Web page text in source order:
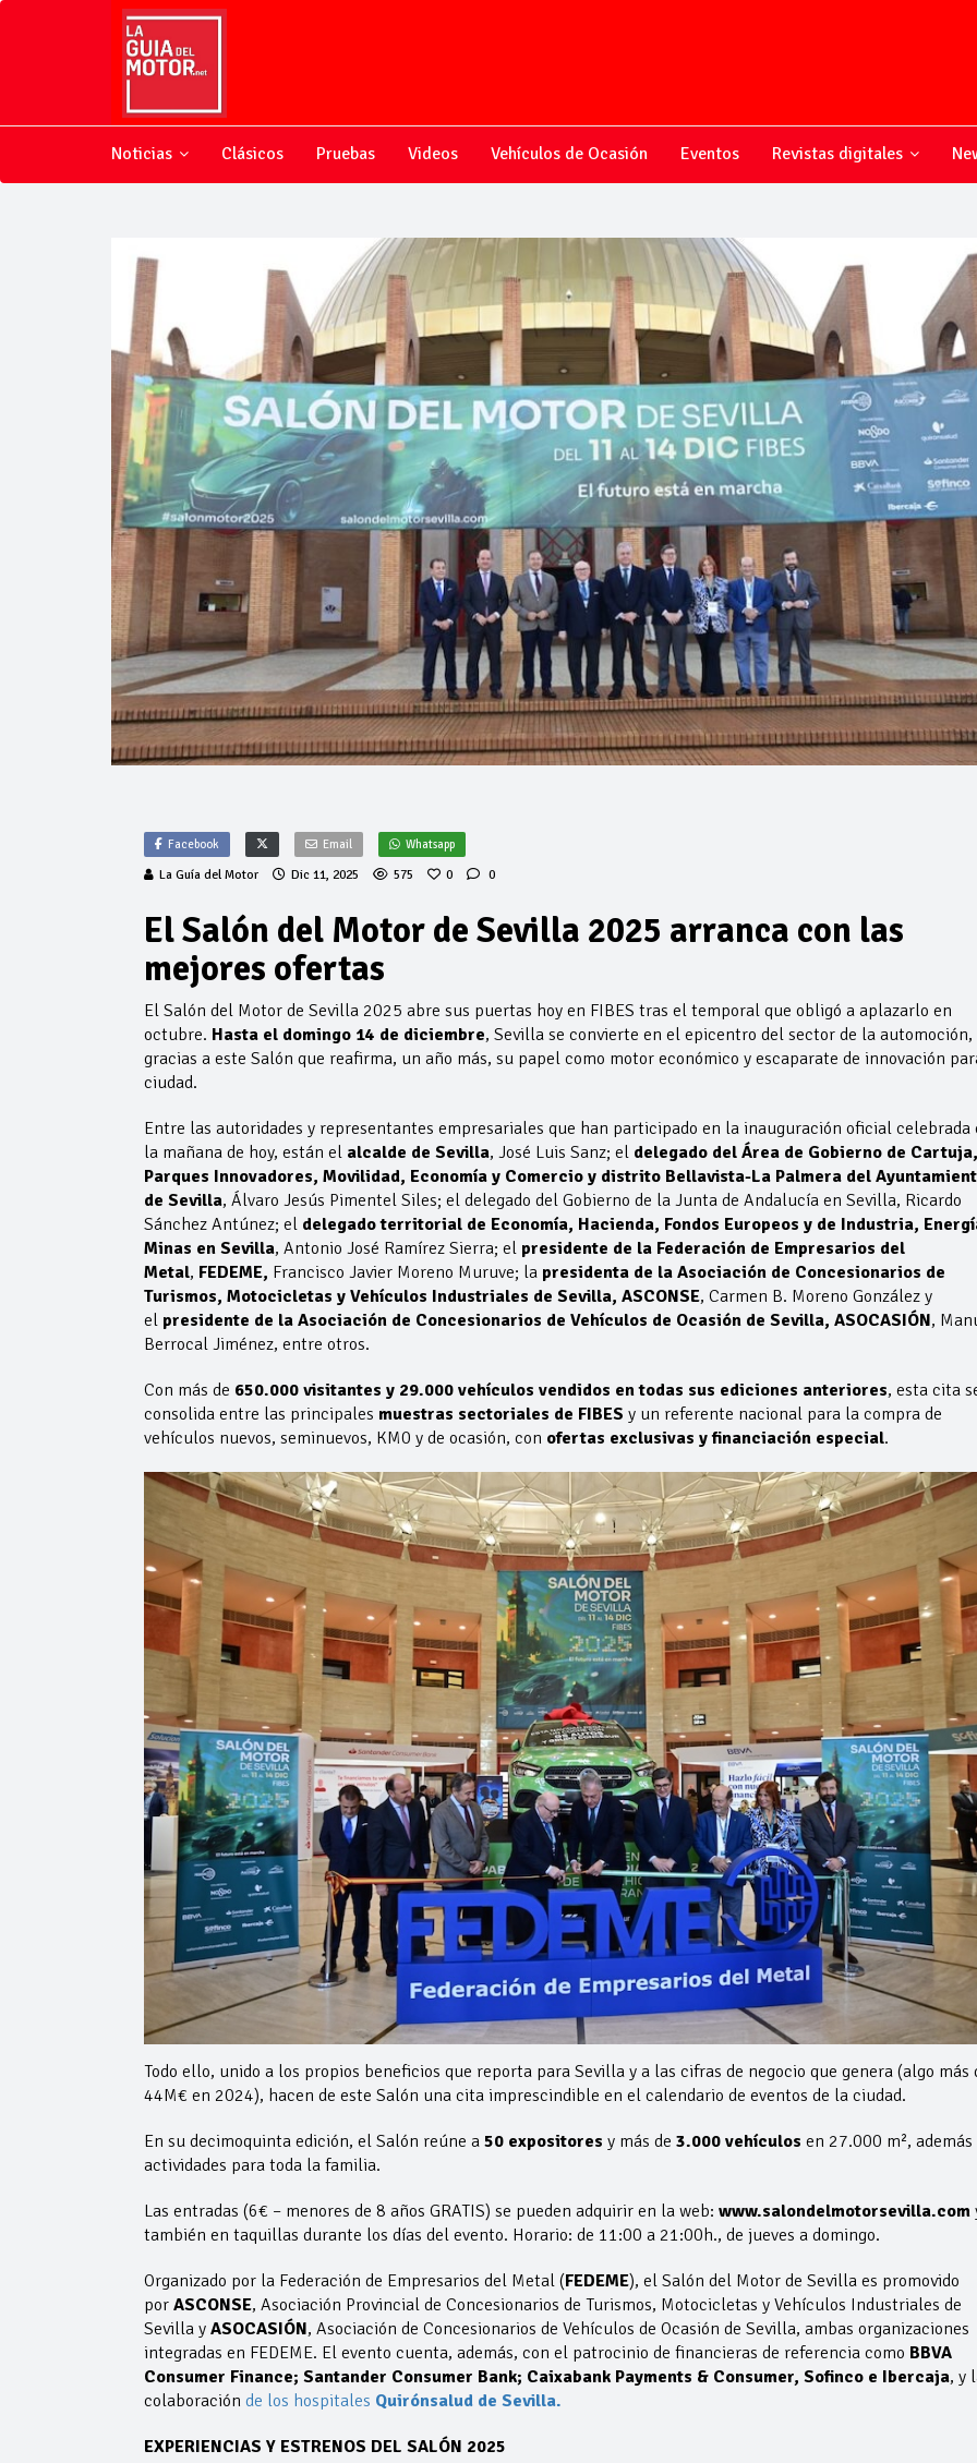
Noticias Clásicos Pruebas Videos Vehículos de Ocasión Eventos Revistas digitales
Facebook Email Whatsapp
La Guía del Motor Dic 11, 2025 575 0 0
El Salón del Motor de Sevilla 2025 arranca con las
mejores ofertas
El Salón del Motor de Sevilla 2025 abre sus puertas hoy en FIBES tras el temporal que obligó a aplazarlo en
octubre. Hasta el domingo 14 de diciembre, Sevilla se convierte en el epicentro del sector de la automoción,
gracias a este Salón que reafirma, un año más, su papel como motor económico y escaparate de innovación
ciudad.
Entre las autoridades y representantes empresariales que han participado en la inauguración oficial celebrada
la mañana de hoy, están el alcalde de Sevilla, José Luis Sanz; el delegado del Área de Gobierno de Cartuja,
Parques Innovadores, Movilidad, Economía y Comercio y distrito Bellavista-La Palmera del
de Sevilla, Álvaro Jesús Pimentel Siles; el delegado del Gobierno de la Junta de Andalucía en Sevilla, Ricardo
Sánchez Antúnez; el delegado territorial de Economía, Hacienda, Fondos Europeos y de Industria,
Minas en Sevilla, Antonio José Ramírez Sierra; el presidente de la Federación de Empresarios del
Metal, FEDEME, Francisco Javier Moreno Muruve; la presidenta de la Asociación de Concesionarios de
Turismos, Motocicletas y Vehículos Industriales de Sevilla, ASCONSE, Carmen B. Moreno González y
el presidente de la Asociación de Concesionarios de Vehículos de Ocasión de Sevilla, ASOCASIÓN,
Berrocal Jiménez, entre otros.
Con más de 650.000 visitantes y 29.000 vehículos vendidos en todas sus ediciones anteriores, esta cita
consolida entre las principales muestras sectoriales de FIBES y un referente nacional para la compra de
vehículos nuevos, seminuevos, KM0 y de ocasión, con ofertas exclusivas y financiación especial.
Todo ello, unido a los propios beneficios que reporta para Sevilla y a las cifras de negocio que genera (algo más
44M€ en 2024), hacen de este Salón una cita imprescindible en el calendario de eventos de la ciudad.
En su decimoquinta edición, el Salón reúne a 50 expositores y más de 3.000 vehículos en 27.000 m², además
actividades para toda la familia.
Las entradas (6€ – menores de 8 años GRATIS) se pueden adquirir en la web: www.salondelmotorsevilla.com
también en taquillas durante los días del evento. Horario: de 11:00 a 21:00h., de jueves a domingo.
Organizado por la Federación de Empresarios del Metal (FEDEME), el Salón del Motor de Sevilla es promovido
por ASCONSE, Asociación Provincial de Concesionarios de Turismos, Motocicletas y Vehículos Industriales de
Sevilla y ASOCASIÓN, Asociación de Concesionarios de Vehículos de Ocasión de Sevilla, ambas organizaciones
integradas en FEDEME. El evento cuenta, además, con el patrocinio de financieras de referencia como BBVA
Consumer Finance; Santander Consumer Bank; Caixabank Payments & Consumer, Sofinco e Ibercaja, y
colaboración de los hospitales Quirónsalud de Sevilla.
EXPERIENCIAS Y ESTRENOS DEL SALÓN 2025